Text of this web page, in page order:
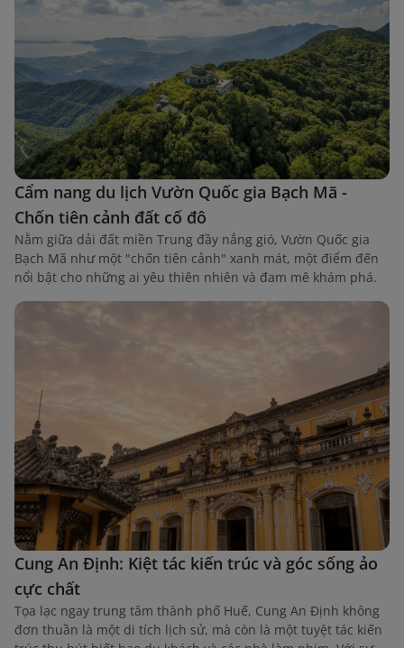
Cẩm nang du lịch Vườn Quốc gia Bạch Mã -
Chốn tiên cảnh đất cố đô
Nằm giữa dải đất miền Trung đầy nắng gió, Vườn Quốc gia
Bạch Mã như một "chốn tiên cảnh" xanh mát, một điểm đến
nổi bật cho những ai yêu thiên nhiên và đam mê khám phá.
Cung An Định: Kiệt tác kiến trúc và góc sống ảo
cực chất
Tọa lạc ngay trung tâm thành phố Huế, Cung An Định không
đơn thuần là một di tích lịch sử, mà còn là một tuyệt tác kiến